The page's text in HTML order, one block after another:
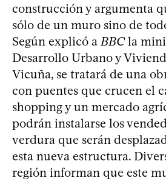
construcción y argumenta
sólo de un muro sino de
Según explicó aBBCla
Desarrollo Urbano y
Vicuña, se tratará de una
con puentes que crucen el
shopping y un mercado
podrán instalarse los
verdura que serán
esta nueva estructura.
región informan que este